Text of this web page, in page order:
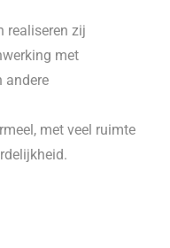
realiseren zij
met
andere
met veel ruimte